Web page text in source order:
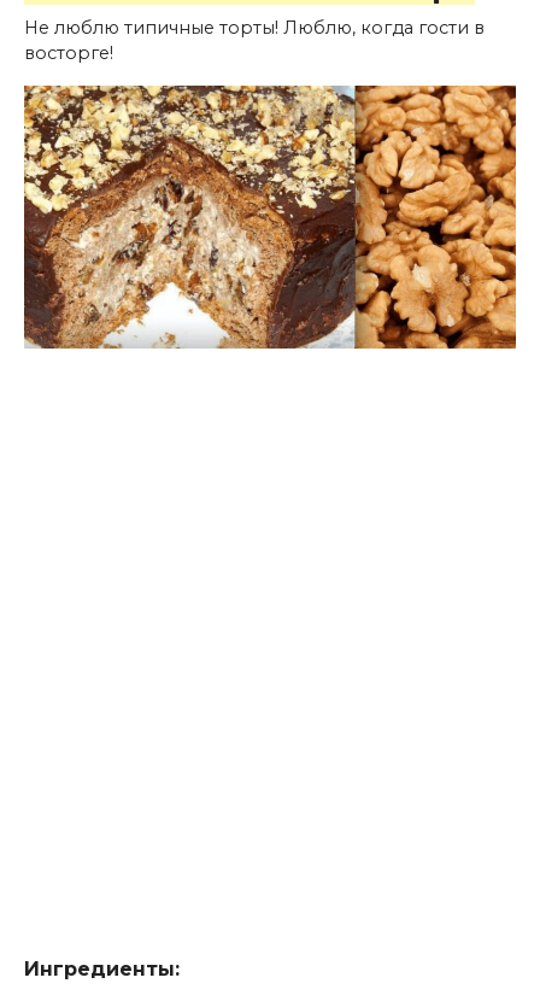
Не люблю типичные торты! Люблю, когда гости в
восторге!
Ингредиенты: